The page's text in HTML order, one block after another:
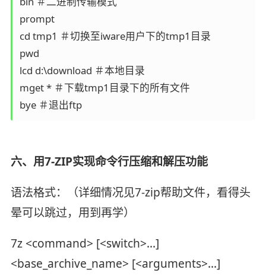
prompt
cd tmp1 ＃切换至iware用户下的tmp1目录
pwd
lcd d:\download ＃本地目录
mget * ＃下载tmp1目录下的所有文件
bye ＃退出ftp
六、用7-ZIP实现命令行压缩和解压功能
语法格式：（详细情况见7-zip帮助文件，看得头
晕可以跳过，用到再学）
7z <command> [<switch>...]
<base_archive_name> [<arguments>...]